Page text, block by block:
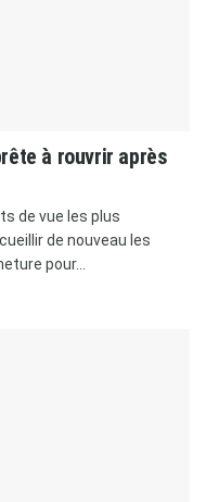
à rouvrir après
de vue les plus
de nouveau les
pour...